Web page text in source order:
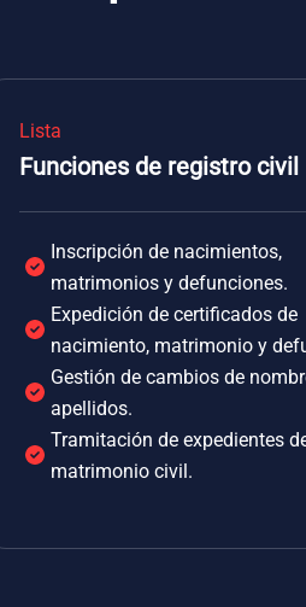
Lista
Funciones de registro civil
Inscripción de nacimientos,
matrimonios y defunciones.
Expedición de certificados de
nacimiento, matrimonio y
Gestión de cambios de
apellidos.
Tramitación de expedientes
matrimonio civil.